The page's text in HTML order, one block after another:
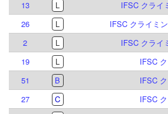
13
L
IFSC クライ
26
L
IFSC クライミ
2
L
IFSC クライ
19
L
IFSC
51
B
IFSC
27
C
IFSC